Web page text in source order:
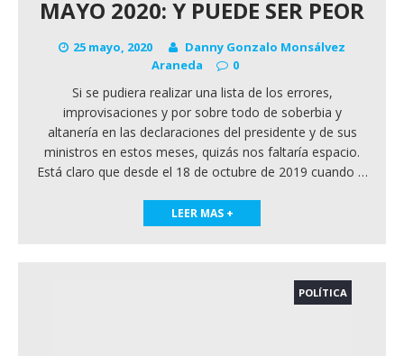
MAYO 2020: Y PUEDE SER PEOR
25 mayo, 2020
Danny Gonzalo Monsálvez
Araneda
0
Si se pudiera realizar una lista de los errores,
improvisaciones y por sobre todo de soberbia y
altanería en las declaraciones del presidente y de sus
ministros en estos meses, quizás nos faltaría espacio.
Está claro que desde el 18 de octubre de 2019 cuando …
LEER MAS +
POLÍTICA